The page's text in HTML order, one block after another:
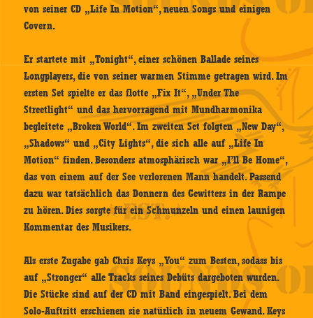
von seiner CD „Life In Motion“, neuen Songs und einigen
Covern.
Er startete mit „Tonight“, einer schönen Ballade seines
Longplayers, die von seiner warmen Stimme getragen wird. Im
ersten Set spielte er das flotte „Fix It“, „Under The
Streetlight“ und das hervorragend mit Mundharmonika
begleitete „Broken World“. Im zweiten Set folgten „New Day“,
„Shadows“ und „City Lights“, die sich alle auf „Life In
Motion“ finden. Besonders atmosphärisch war „I’ll Be Home“,
das von einem auf der See verlorenen Mann handelt. Passend
dazu war tatsächlich das Donnern des Gewitters in der Rampe
zu hören. Dies sorgte für ein Schmunzeln und einen launigen
Kommentar des Musikers.
Als erste Zugabe gab Chris Keys „You“ zum Besten, sodass bis
auf „Stronger“ alle Tracks seines Debüts dargeboten wurden.
Die Stücke sind auf der CD mit Band eingespielt. Bei dem
Solo-Auftritt erschienen sie natürlich in neuem Gewand. Keys